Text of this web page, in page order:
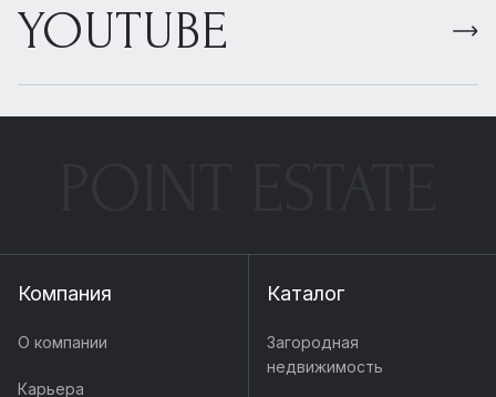
YOUTUBE
Компания
О компании
Карьера
Каталог
Загородная
недвижимость